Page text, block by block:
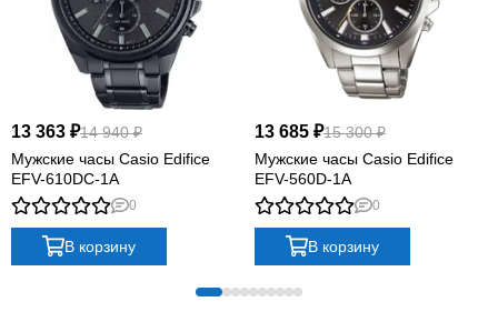
13 363 ₽14 940 ₽
Мужские часы Casio Edifice
EFV-610DC-1A
0
В корзину
13 685 ₽15 300 ₽
Мужские часы Casio Edifice
EFV-560D-1A
0
В корзину